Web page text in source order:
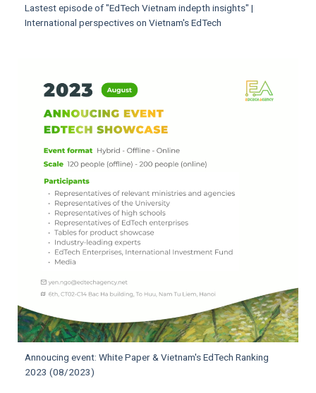
Lastest episode of "EdTech Vietnam indepth insights" |
International perspectives on Vietnam's EdTech
Annoucing event: White Paper & Vietnam's EdTech Ranking
2023 (08/2023)